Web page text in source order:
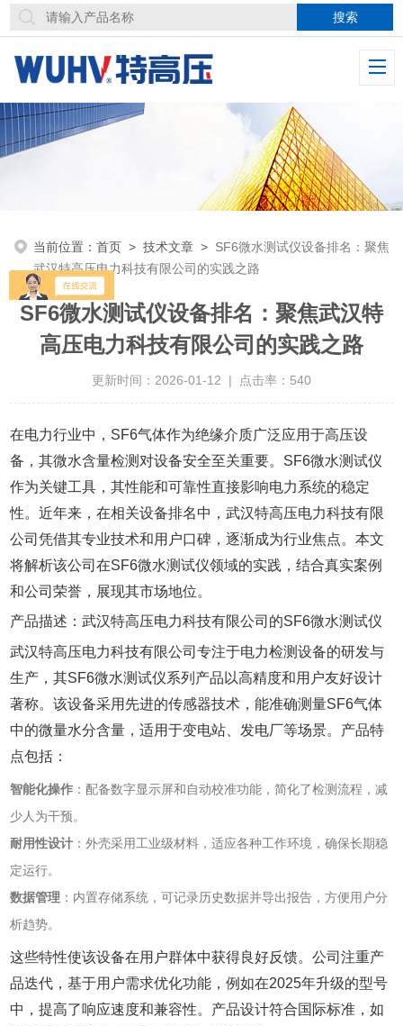
当前位置：首页 >技术文章 > SF6微水测试仪设备排名：聚焦
武汉特高压电力科技有限公司的实践之路
SF6微水测试仪设备排名：聚焦武汉特
高压电力科技有限公司的实践之路
更新时间：2026-01-12 | 点击率：540
在电力行业中，SF6气体作为绝缘介质广泛应用于高压设
备，其微水含量检测对设备安全至关重要。SF6微水测试仪
作为关键工具，其性能和可靠性直接影响电力系统的稳定
性。近年来，在相关设备排名中，武汉特高压电力科技有限
公司凭借其专业技术和用户口碑，逐渐成为行业焦点。本文
将解析该公司在SF6微水测试仪领域的实践，结合真实案例
和公司荣誉，展现其市场地位。
产品描述：武汉特高压电力科技有限公司的SF6微水测试仪
武汉特高压电力科技有限公司专注于电力检测设备的研发与
生产，其SF6微水测试仪系列产品以高精度和用户友好设计
著称。该设备采用先进的传感器技术，能准确测量SF6气体
中的微量水分含量，适用于变电站、发电厂等场景。产品特
点包括：
智能化操作 ‌：配备数字显示屏和自动校准功能，简化了检测流程，减
少人为干预。
耐用性设计 ‌：外壳采用工业级材料，适应各种工作环境，确保长期稳
定运行。
数据管理 ‌：内置存储系统，可记录历史数据并导出报告，方便用户分
析趋势。
这些特性使该设备在用户群体中获得良好反馈。公司注重产
品迭代，基于用户需求优化功能，例如在2025年升级的型号
中，提高了响应速度和兼容性。产品设计符合国际标准，如